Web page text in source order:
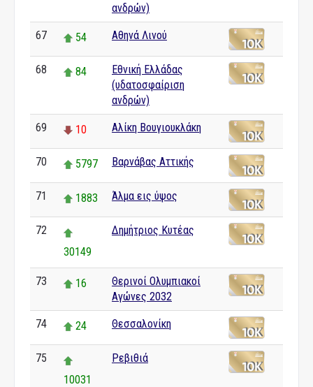
ανδρών)
67 54 Αθηνά Λινού
68 84
Εθνική Ελλάδας
(υδατοσφαίριση
ανδρών)
69 10 Αλίκη Βουγιουκλάκη
70 5797 Βαρνάβας Αττικής
71 1883 Άλμα εις ύψος
72
30149
Δημήτριος Κυτέας
73 16
Θερινοί Ολυμπιακοί
Αγώνες 2032
74 24 Θεσσαλονίκη
75
10031
Ρεβιθιά